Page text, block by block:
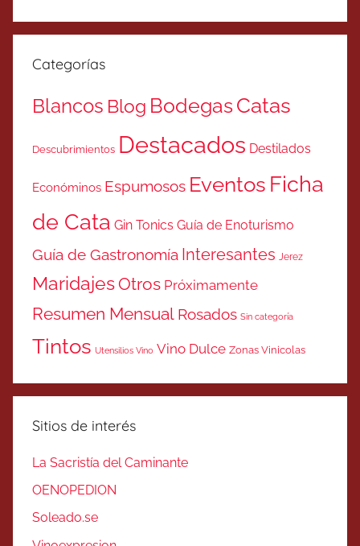
Categorías
Blancos Blog BodegasCatas
Descubrimientos Destacados Destilados
Económinos Espumosos Eventos Ficha
de Cata Gin Tonics Guía de Enoturismo
Guía de Gastronomía Interesantes Jerez
MaridajesOtros Próximamente
Resumen Mensual Rosados Sin categoría
Tintos Utensilios Vino Vino Dulce Zonas Vinicolas
Sitios de interés
La Sacristía del Caminante
OENOPEDION
Soleado.se